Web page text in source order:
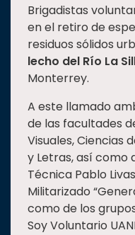
Brigadistas
en el retiro de
residuos sólidos
lecho del Río La
Monterrey.
A este llamado
de las facultades
Visuales, Ciencias
y Letras, así como
Técnica Pablo
Militarizado
como de los
Soy Voluntario